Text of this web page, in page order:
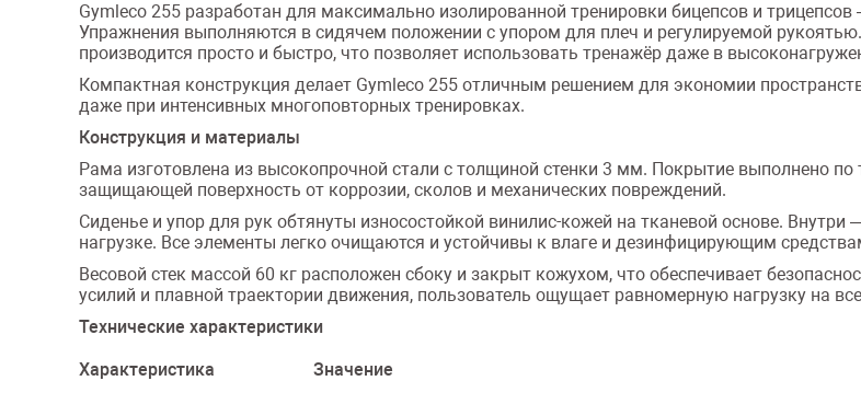
Gymleco 255 разработан для максимально изолированной тренировки бицепсов и
Упражнения выполняются в сидячем положении с упором для плеч и регулируемой
производится просто и быстро, что позволяет использовать тренажёр даже в
Компактная конструкция делает Gymleco 255 отличным решением для экономии
даже при интенсивных многоповторных тренировках.
Конструкция и материалы
Рама изготовлена из высокопрочной стали с толщиной стенки 3 мм. Покрытие выполнено по
защищающей поверхность от коррозии, сколов и механических повреждений.
Сиденье и упор для рук обтянуты износостойкой винилис-кожей на тканевой основе.
нагрузке. Все элементы легко очищаются и устойчивы к влаге и дезинфицирующим
Весовой стек массой 60 кг расположен сбоку и закрыт кожухом, что обеспечивает
усилий и плавной траектории движения, пользователь ощущает равномерную нагрузку на
Технические характеристики
Характеристика Значение